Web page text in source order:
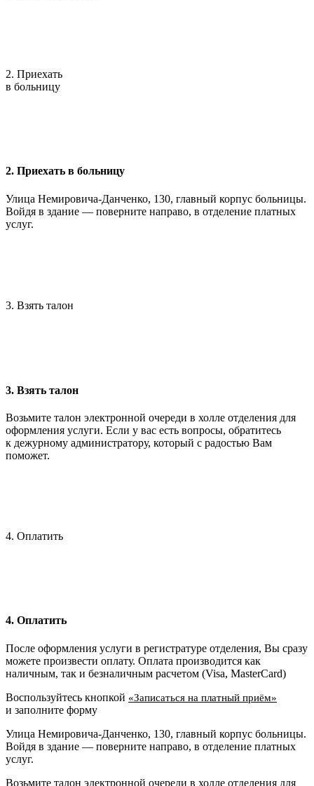
2. Приехать
в больницу
2. Приехать в больницу
Улица Немировича-Данченко, 130, главный корпус больницы.
Войдя в здание — поверните направо, в отделение платных
услуг.
3. Взять талон
3. Взять талон
Возьмите талон электронной очереди в холле отделения для
оформления услуги. Если у вас есть вопросы, обратитесь
к дежурному администратору, который с радостью Вам
поможет.
4. Оплатить
4. Оплатить
После оформления услуги в регистратуре отделения, Вы сразу
можете произвести оплату. Оплата производится как
наличным, так и безналичным расчетом (Visa, MasterCard)
Воспользуйтесь кнопкой «Записаться на платный приём»
и заполните форму
Улица Немировича-Данченко, 130, главный корпус больницы.
Войдя в здание — поверните направо, в отделение платных
услуг.
Возьмите талон электронной очереди в холле отделения для